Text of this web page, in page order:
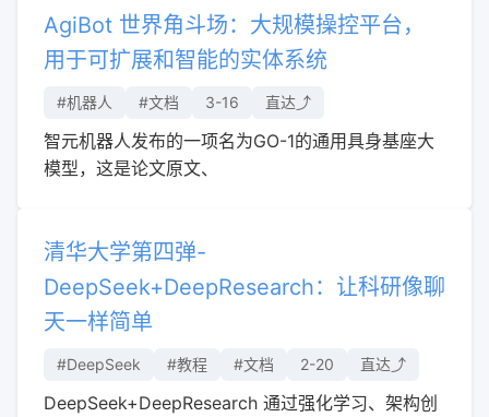
AgiBot 世界角斗场：大规模操控平台，
用于可扩展和智能的实体系统
#机器人 #文档 3-16 直达⤴︎
智元机器人发布的一项名为GO-1的通用具身基座大
模型，这是论文原文、
清华大学第四弹-
DeepSeek+DeepResearch：让科研像聊
天一样简单
#DeepSeek #教程 #文档 2-20 直达⤴︎
DeepSeek+DeepResearch 通过强化学习、架构创